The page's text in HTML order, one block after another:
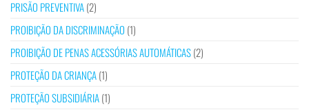
PRISÃO PREVENTIVA(2)
PROIBIÇÃO DA DISCRIMINAÇÃO (1)
PROIBIÇÃO DE PENAS ACESSÓRIAS AUTOMÁTICAS(2)
PROTEÇÃO DA CRIANÇA(1)
PROTEÇÃO SUBSIDIÁRIA(1)